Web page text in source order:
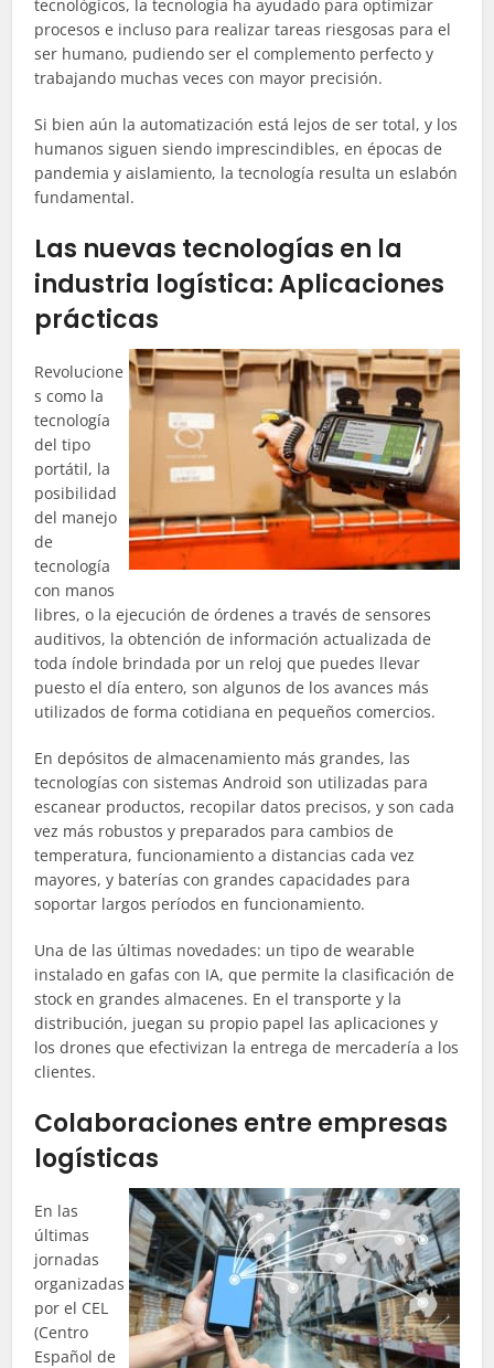
tecnológicos, la tecnología ha ayudado para optimizar
procesos e incluso para realizar tareas riesgosas para el
ser humano, pudiendo ser el complemento perfecto y
trabajando muchas veces con mayor precisión.
Si bien aún la automatización está lejos de ser total, y los
humanos siguen siendo imprescindibles, en épocas de
pandemia y aislamiento, la tecnología resulta un eslabón
fundamental.
Las nuevas tecnologías en la
industria logística: Aplicaciones
prácticas
Revolucione
s como la
tecnología
del tipo
portátil, la
posibilidad
del manejo
de
tecnología
con manos
libres, o la ejecución de órdenes a través de sensores
auditivos, la obtención de información actualizada de
toda índole brindada por un reloj que puedes llevar
puesto el día entero, son algunos de los avances más
utilizados de forma cotidiana en pequeños comercios.
En depósitos de almacenamiento más grandes, las
tecnologías con sistemas Android son utilizadas para
escanear productos, recopilar datos precisos, y son cada
vez más robustos y preparados para cambios de
temperatura, funcionamiento a distancias cada vez
mayores, y baterías con grandes capacidades para
soportar largos períodos en funcionamiento.
Una de las últimas novedades: un tipo de wearable
instalado en gafas con IA, que permite la clasificación de
stock en grandes almacenes. En el transporte y la
distribución, juegan su propio papel las aplicaciones y
los drones que efectivizan la entrega de mercadería a los
clientes.
Colaboraciones entre empresas
logísticas
En las
últimas
jornadas
organizadas
por el CEL
(Centro
Español de